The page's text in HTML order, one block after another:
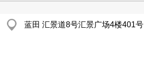
蓝田 汇景道8号汇景广场4楼401号